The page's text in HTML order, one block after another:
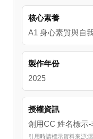
核心素養
A1 身心素質與自
製作年份
2025
授權資訊
創用CC 姓名標示
引用時請標示資料來源: